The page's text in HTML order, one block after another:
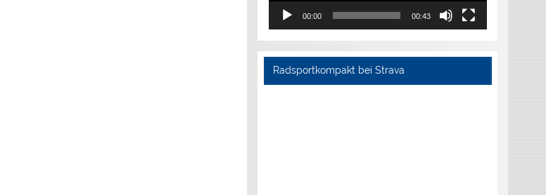
00:00 00:43
Radsportkompakt bei Strava